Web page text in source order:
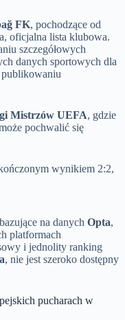
FK, pochodzące od
oficjalna lista klubowa.
szczegółowych
danych sportowych dla
Mistrzów UEFA, gdzie
pochwalić się
wynikiem 2:2,
na danych Opta,
platformach
i jednolity ranking
, nie jest szeroko dostępny
pucharach w